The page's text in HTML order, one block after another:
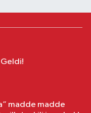
madde madde